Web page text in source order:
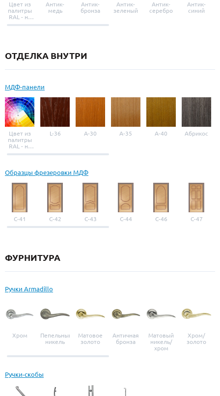
Цвет из
палитры
RAL - на
выбор
Антик-
медь
Антик-
бронза
Антик-
зеленый
Антик-
серебро
Антик-
синий
ОТДЕЛКА ВНУТРИ
МДФ-панели
Цвет из
палитры
RAL - на
выбор
L-36 A-30 A-35 A-40 Абрикос
Образцы фрезеровки МДФ
С-41 С-42 С-43 С-44 С-46 С-47
ФУРНИТУРА
Ручки Armadillo
Хром
Пепельный
никель
Матовое
золото
Античная
бронза
Матовый
никель/
хром
Хром/
золото
Ручки-скобы